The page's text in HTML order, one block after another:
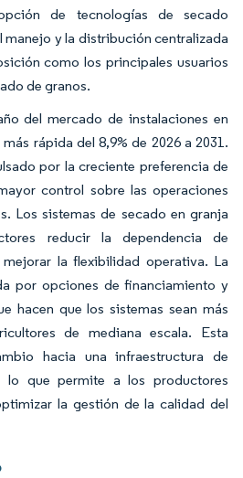
de tecnologías de secado
manejo y la distribución centralizada
como los principales usuarios
de granos.
del mercado de instalaciones en
rápida del 8,9% de 2026 a 2031.
por la creciente preferencia de
control sobre las operaciones
Los sistemas de secado en granja
reducir la dependencia de
la flexibilidad operativa. La
por opciones de financiamiento y
hacen que los sistemas sean más
de mediana escala. Esta
hacia una infraestructura de
lo que permite a los productores
la gestión de la calidad del